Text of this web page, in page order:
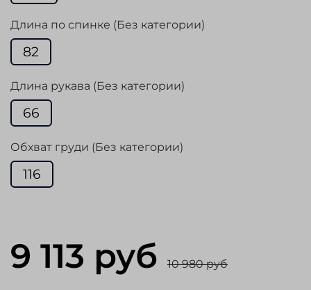
Длина по спинке (Без категории)
82
Длина рукава (Без категории)
66
Обхват груди (Без категории)
116
9 113 руб 10 980 руб